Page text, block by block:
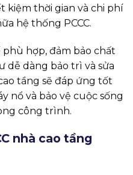
kiệm thời gian và chi phí
hệ thống PCCC.
hợp, đảm bảo chất
dễ dàng bảo trì và sửa
tầng sẽ đáp ứng tốt
nổ và bảo vệ cuộc sống
công trình.
nhà cao tầng